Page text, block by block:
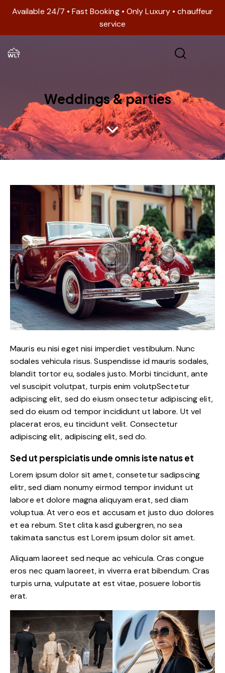
Available 24/7 • Fast Booking • Only Luxury • chauffeur
service
Weddings & parties
Mauris eu nisi eget nisi imperdiet vestibulum. Nunc
sodales vehicula risus. Suspendisse id mauris sodales,
blandit tortor eu, sodales justo. Morbi tincidunt, ante
vel suscipit volutpat, turpis enim volutpSectetur
adipiscing elit, sed do eiusm onsectetur adipiscing elit,
sed do eiusm od tempor incididunt ut labore. Ut vel
placerat eros, eu tincidunt velit. Consectetur
adipiscing elit, adipiscing elit, sed do.
Sed ut perspiciatis unde omnis iste natus et
Lorem ipsum dolor sit amet, consetetur sadipscing
elitr, sed diam nonumy eirmod tempor invidunt ut
labore et dolore magna aliquyam erat, sed diam
voluptua. At vero eos et accusam et justo duo dolores
et ea rebum. Stet clita kasd gubergren, no sea
takimata sanctus est Lorem ipsum dolor sit amet.
Aliquam laoreet sed neque ac vehicula. Cras congue
eros nec quam laoreet, in viverra erat bibendum. Cras
turpis urna, vulputate at est vitae, posuere lobortis
erat.